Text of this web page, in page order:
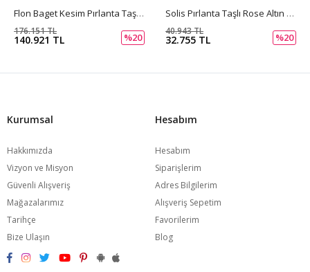
Flon Baget Kesim Pırlanta Taşlı Rose Altın Küpe
140.921 TL
176.151 TL
%20
Solis Pırlanta Taşlı Rose Altın Sallantılı Küpe
32.755 TL
40.943 TL
%20
Kurumsal
Hakkımızda
Vizyon ve Misyon
Güvenli Alışveriş
Mağazalarımız
Tarihçe
Bize Ulaşın
Hesabım
Hesabım
Siparişlerim
Adres Bilgilerim
Alışveriş Sepetim
Favorilerim
Blog